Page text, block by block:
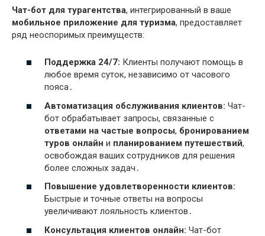
Чат-бот для турагентства, интегрированный в ваше
мобильное приложение для туризма, предоставляет
ряд неоспоримых преимуществ:
Поддержка 24/7: Клиенты получают помощь в
любое время суток, независимо от часового
пояса․
Автоматизация обслуживания клиентов: Чат-
бот обрабатывает запросы, связанные с
ответами на частые вопросы, бронированием
туров онлайн и планированием путешествий,
освобождая ваших сотрудников для решения
более сложных задач․
Повышение удовлетворенности клиентов:
Быстрые и точные ответы на вопросы
увеличивают лояльность клиентов․
Консультация клиентов онлайн: Чат-бот